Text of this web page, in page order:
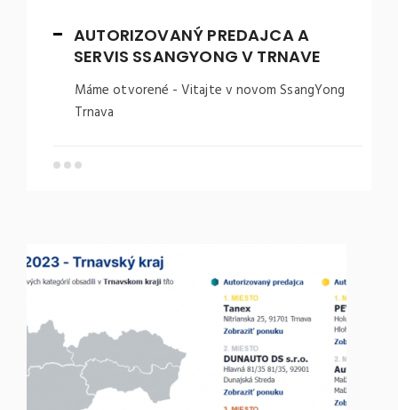
AUTORIZOVANÝ PREDAJCA A
SERVIS SSANGYONG V TRNAVE
Máme otvorené - Vitajte v novom SsangYong
Trnava